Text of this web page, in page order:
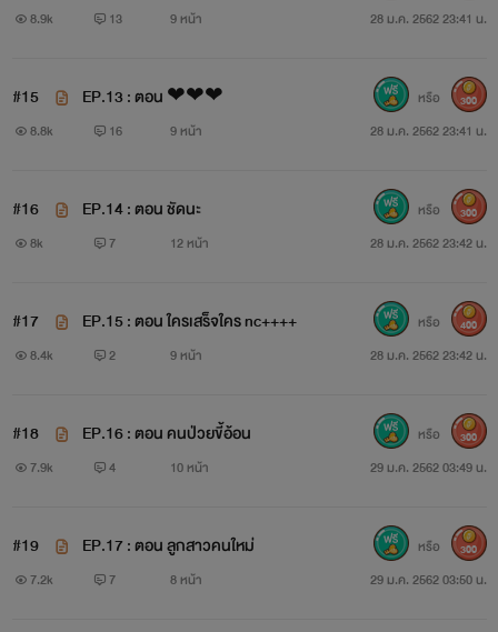
8.9k 13 9 หน้า 28 ม.ค. 2562 23:41 น.
#15 EP.13 : ตอน ❤❤❤
8.8k 16 9 หน้า 28 ม.ค. 2562 23:41 น.
หรือ 300
#16 EP.14 : ตอน ชัดนะ
8k 7 12 หน้า 28 ม.ค. 2562 23:42 น.
หรือ 300
#17 EP.15 : ตอน ใครเสร็จใคร nc++++
8.4k 2 9 หน้า 28 ม.ค. 2562 23:42 น.
หรือ 400
#18 EP.16 : ตอน คนป่วยขี้อ้อน
7.9k 4 10 หน้า 29 ม.ค. 2562 03:49 น.
หรือ 300
#19 EP.17 : ตอน ลูกสาวคนใหม่
7.2k 7 8 หน้า 29 ม.ค. 2562 03:50 น.
หรือ 300